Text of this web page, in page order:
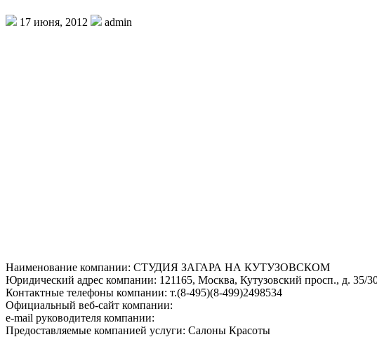
17 июня, 2012 admin
Наименование компании: СТУДИЯ ЗАГАРА НА КУТУЗОВСКОМ
Юридический адрес компании: 121165, Москва, Кутузовский просп., д. 35/
Контактные телефоны компании: т.(8-495)(8-499)2498534
Официальный веб-сайт компании:
e-mail руководителя компании:
Предоставляемые компанией услуги: Салоны Красоты